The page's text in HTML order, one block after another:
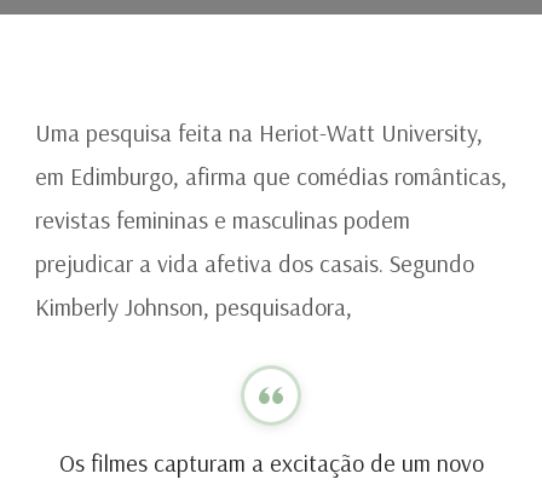
QUE
É
Uma pesquisa feita na Heriot-Watt University,
em Edimburgo, afirma que comédias românticas,
revistas femininas e masculinas podem
prejudicar a vida afetiva dos casais. Segundo
Kimberly Johnson, pesquisadora,
Os filmes capturam a excitação de um novo